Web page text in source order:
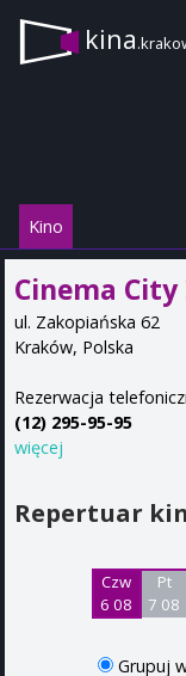
kina
Kino
Cinema
ul. Zakopiańska 62
Kraków, Polska
Rezerwacja
(12) 295-95-95
więcej
Repertuar
Czw
6 08
Pt
7 08
Grupuj